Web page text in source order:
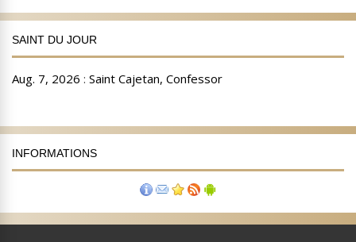
SAINT DU JOUR
INFORMATIONS